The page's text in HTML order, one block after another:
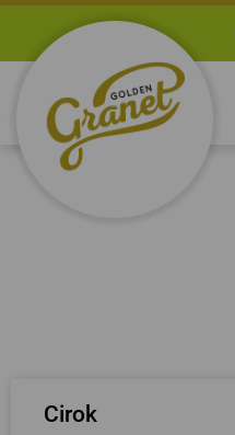
Cirok